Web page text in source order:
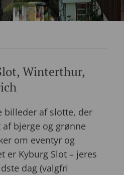
Winterthur,
billeder af slotte, der
bjerge og grønne
om eventyr og
er Kyburg Slot – jeres
dag (valgfri